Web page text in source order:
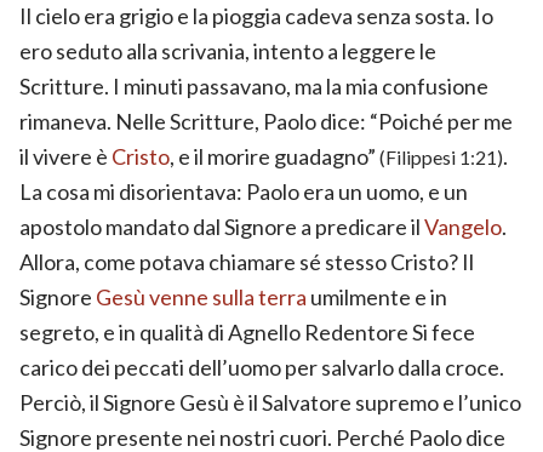
Il cielo era grigio e la pioggia cadeva senza sosta. Io
ero seduto alla scrivania, intento a leggere le
Scritture. I minuti passavano, ma la mia confusione
rimaneva. Nelle Scritture, Paolo dice: “Poiché per me
il vivere è Cristo, e il morire guadagno” (Filippesi 1:21).
La cosa mi disorientava: Paolo era un uomo, e un
apostolo mandato dal Signore a predicare ilVangelo.
Allora, come potava chiamare sé stesso Cristo? Il
Signore Gesùvenne sulla terra umilmente e in
segreto, e in qualità di Agnello Redentore Si fece
carico dei peccati dell’uomo per salvarlo dalla croce.
Perciò, il Signore Gesù è il Salvatore supremo e l’unico
Signore presente nei nostri cuori. Perché Paolo dice